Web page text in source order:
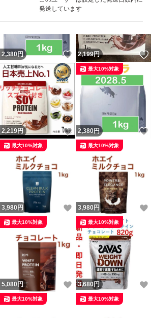
発送しています
いいね！
2,380円 いいね！
2,199円
いいね！
2,219円 いいね！
2,380円
最大10%対象
いいね！
3,980 円 いいね！
最大10%対象
3,980 円
最大10%対象
いいね！
5,080 円 いいね！
最大10%対象
3,680円
最大10%対象
最大10%対象 最大10%対象